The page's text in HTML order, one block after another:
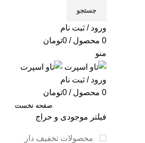
جستجو
ورود / ثبت نام
0 محصول / تومان0
منو
ورود / ثبت نام
0 محصول / تومان0
صفحه نخست
فیلتر موجودی و حراج
محصولات تخفیف دار